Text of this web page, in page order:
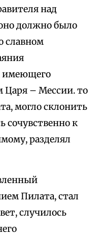
над
должно было
славном
имеющего
Царя – Мессии. то
могло склонить
сочувственно к
разделял
Пилата, стал
случилось